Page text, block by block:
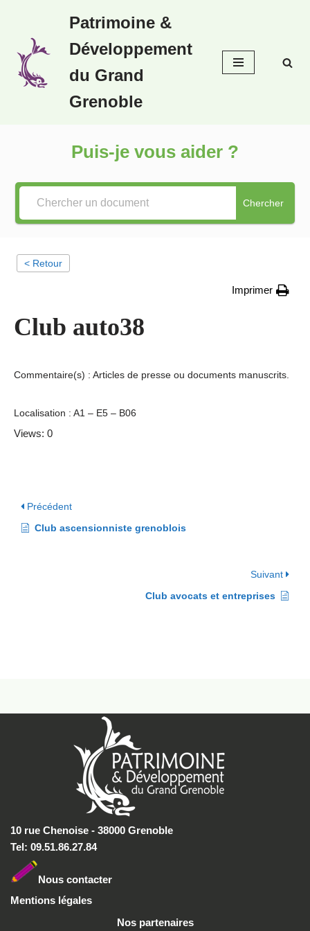
au
contenu
Patrimoine &
Développement
du Grand
Grenoble
Puis-je vous aider ?
Chercher
< Retour
Imprimer
Club auto38
Commentaire(s) : Articles de presse ou documents manuscrits.
Localisation : A1 – E5 – B06
Views: 0
Précédent
Club ascensionniste grenoblois
Suivant
Club avocats et entreprises
10 rue Chenoise - 38000 Grenoble
Tel: 09.51.86.27.84
Nous contacter
Mentions légales
Nos partenaires